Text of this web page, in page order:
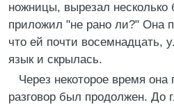
ножницы, вырезал несколько
приложил "не рано ли?" Она
что ей почти восемнадцать,
язык и скрылась.
Через некоторое время
разговор был продолжен. До